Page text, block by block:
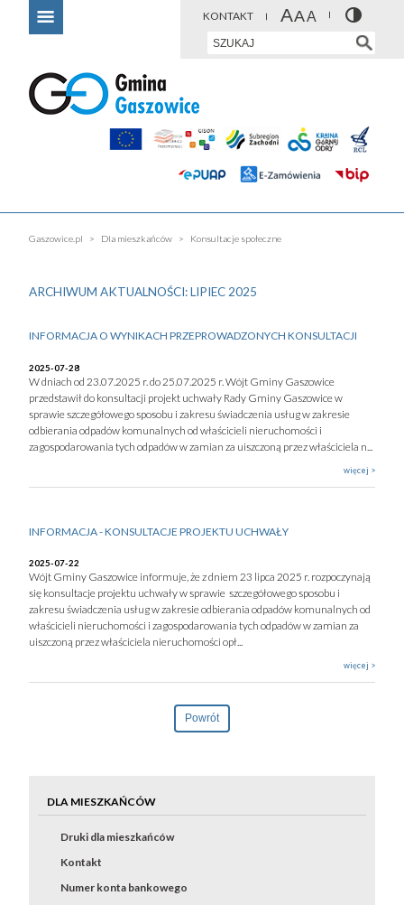
KONTAKT
Gaszowice.pl Dla mieszkańców Konsultacje społeczne
ARCHIWUM AKTUALNOŚCI: LIPIEC 2025
INFORMACJA O WYNIKACH PRZEPROWADZONYCH KONSULTACJI
2025-07-28
W dniach od 23.07.2025 r. do 25.07.2025 r. Wójt Gminy Gaszowice
przedstawił do konsultacji projekt uchwały Rady Gminy Gaszowice w
sprawie szczegółowego sposobu i zakresu świadczenia usług w zakresie
odbierania odpadów komunalnych od właścicieli nieruchomości i
zagospodarowania tych odpadów w zamian za uiszczoną przez właściciela n...
więcej >
INFORMACJA - KONSULTACJE PROJEKTU UCHWAŁY
2025-07-22
Wójt Gminy Gaszowice informuje, że z dniem 23 lipca 2025 r. rozpoczynają
się konsultacje projektu uchwały w sprawie szczegółowego sposobu i
zakresu świadczenia usług w zakresie odbierania odpadów komunalnych od
właścicieli nieruchomości i zagospodarowania tych odpadów w zamian za
uiszczoną przez właściciela nieruchomości opł...
więcej >
Powrót
DLA MIESZKAŃCÓW
Druki dla mieszkańców
Kontakt
Numer konta bankowego